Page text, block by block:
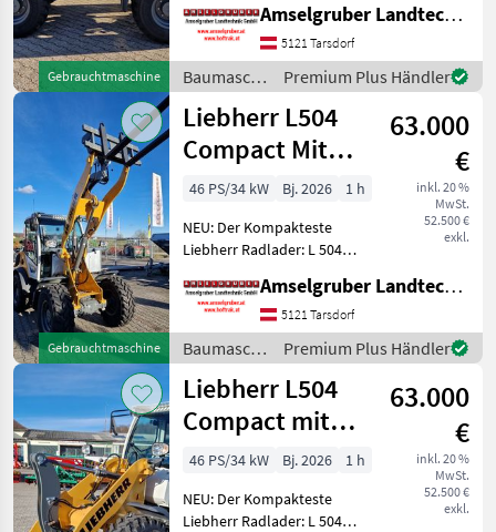
Gebrauchtmaschine
Schnellwechselrahmen,
Zusatz-Hydraulikkreis, hydr.
Geräteverriegelung NEU:
Der Kompakteste Liebhe
Amselgruber Landtechnik GmbH
5121 Tarsdorf
Baumaschinen
/ Liebherr
Premium Plus Händler
Gebrauchtmaschine
Liebherr L504
Compact Mit
Österreichpaket
63.000
€
inkl. 20 %
MwSt.
52.500 €
exkl.
46 PS/34 kW Bj. 2026
1 h
NEU: Der Kompakteste
Liebherr Radlader: L 504
MADE IN AUSTRIA! Liebherr
L 504 Compact NEU mit
Agrarpaket & Top
Ausstattung zum
Aktionspreis.
Amselgruber Landtechnik GmbH
5121 Tarsdorf
Baumaschinen
/ Liebherr
Premium Plus Händler
Liebherr L504
Compact mit
Österreichpaket
63.000
€
inkl. 20 %
MwSt.
52.500 €
exkl.
46 PS/34 kW Bj. 2026
1 h
NEU: Der Kompakteste
Liebherr Radlader: L 504